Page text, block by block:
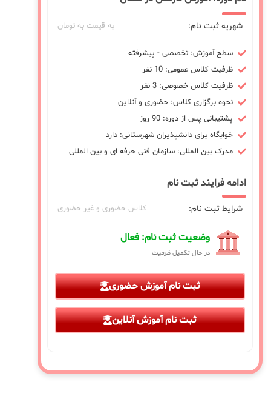
شهریه ثبت نام: به قیمت به تومان
سطح آموزش: تخصصی - پیشرفته
ظرفیت کلاس عمومی: 10 نفر
ظرفیت کلاس خصوصی: 3 نفر
نحوه برگزاری کلاس: حضوری و آنلاین
پشتیبانی پس از دوره: 90 روز
خوابگاه برای دانشپذیران شهرستانی: دارد
مدرک بین المللی: سازمان فنی حرفه ای و بین المللی
ادامه فرایند ثبت نام
شرایط ثبت نام: کلاس حضوری و غیر حضوری
وضعیت ثبت نام: فعال
در حال تکمیل ظرفیت
ثبت نام آموزش حضوری
ثبت نام آموزش آنلاین